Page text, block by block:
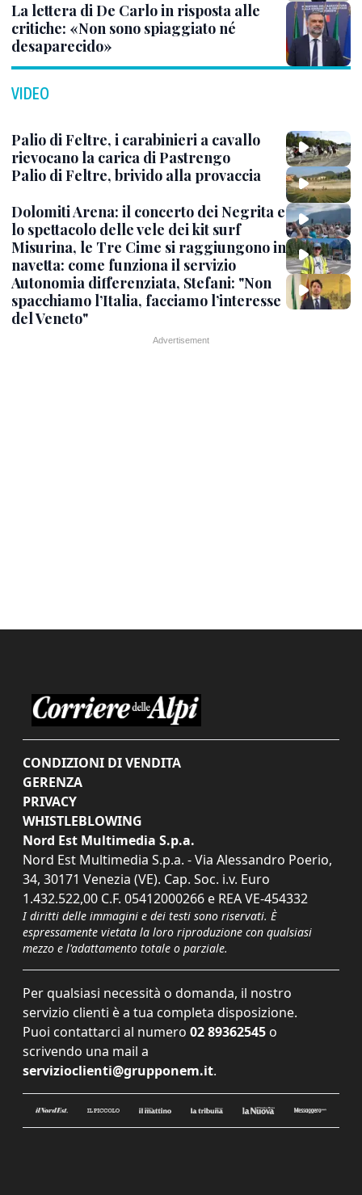
La lettera di De Carlo in risposta alle
critiche: «Non sono spiaggiato né
desaparecido»
VIDEO
Palio di Feltre, i carabinieri a cavallo
rievocano la carica di Pastrengo
Palio di Feltre, brivido alla provaccia
Dolomiti Arena: il concerto dei Negrita e
lo spettacolo delle vele dei kit surf
Misurina, le Tre Cime si raggiungono in
navetta: come funziona il servizio
Autonomia differenziata, Stefani: "Non
spacchiamo l’Italia, facciamo l’interesse
del Veneto"
CONDIZIONI DI VENDITA
GERENZA
PRIVACY
WHISTLEBLOWING
Nord Est Multimedia S.p.a.
Nord Est Multimedia S.p.a. - Via Alessandro Poerio,
34, 30171 Venezia (VE). Cap. Soc. i.v. Euro
1.432.522,00 C.F. 05412000266 e REA VE-454332
I diritti delle immagini e dei testi sono riservati. È
espressamente vietata la loro riproduzione con qualsiasi
mezzo e l'adattamento totale o parziale.
Per qualsiasi necessità o domanda, il nostro
servizio clienti è a tua completa disposizione.
Puoi contattarci al numero 02 89362545 o
scrivendo una mail a
servizioclienti@grupponem.it.